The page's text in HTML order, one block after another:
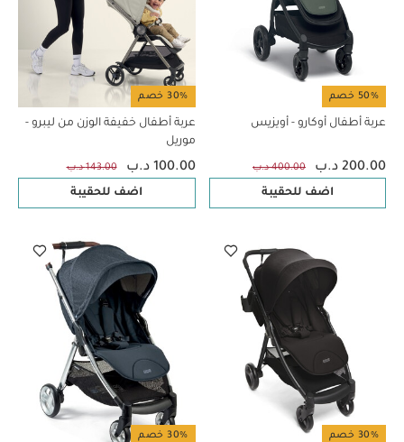
50% خصم
عربة أطفال أوكارو - أويزيس
200.00 د.ب 400.00 د.ب
اضف للحقيبة
30% خصم
عربة أطفال خفيفة الوزن من ليبرو -
موريل
100.00 د.ب 143.00 د.ب
اضف للحقيبة
30% خصم 30% خصم